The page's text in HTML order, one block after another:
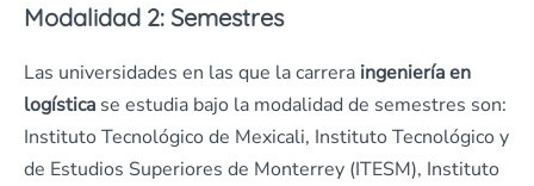
Modalidad 2: Semestres
Las universidades en las que la carrera ingeniería en
logística se estudia bajo la modalidad de semestres son:
Instituto Tecnológico de Mexicali, Instituto Tecnológico y
de Estudios Superiores de Monterrey (ITESM), Instituto